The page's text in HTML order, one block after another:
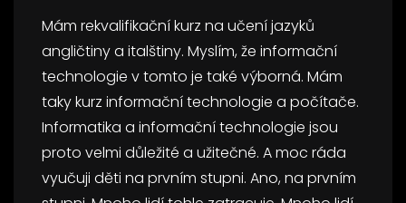
Mám rekvalifikační kurz na učení jazyků
angličtiny a italštiny. Myslím, že informační
technologie v tomto je také výborná. Mám
taky kurz informační technologie a počítače.
Informatika a informační technologie jsou
proto velmi důležité a užitečné. A moc ráda
vyučuji děti na prvním stupni. Ano, na prvním